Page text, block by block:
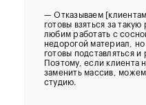
—Отказываем
готовы взяться за
любим работать с
недорогой материал,
готовы подставляться и
Поэтому, если клиента
заменить массив,
студию.